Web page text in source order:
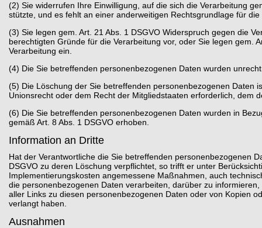
(2) Sie widerrufen Ihre Einwilligung, auf die sich die Verarbeitung
stützte, und es fehlt an einer anderweitigen Rechtsgrundlage für die
(3) Sie legen gem. Art. 21 Abs. 1 DSGVO Widerspruch gegen die
berechtigten Gründe für die Verarbeitung vor, oder Sie legen gem.
Verarbeitung ein.
(4) Die Sie betreffenden personenbezogenen Daten wurden
(5) Die Löschung der Sie betreffenden personenbezogenen Daten
Unionsrecht oder dem Recht der Mitgliedstaaten erforderlich, dem
(6) Die Sie betreffenden personenbezogenen Daten wurden in
gemäß Art. 8 Abs. 1 DSGVO erhoben.
Information an Dritte
Hat der Verantwortliche die Sie betreffenden personenbezogenen
DSGVO zu deren Löschung verpflichtet, so trifft er unter
Implementierungskosten angemessene Maßnahmen, auch
die personenbezogenen Daten verarbeiten, darüber zu
aller Links zu diesen personenbezogenen Daten oder von Kopien
verlangt haben.
Ausnahmen